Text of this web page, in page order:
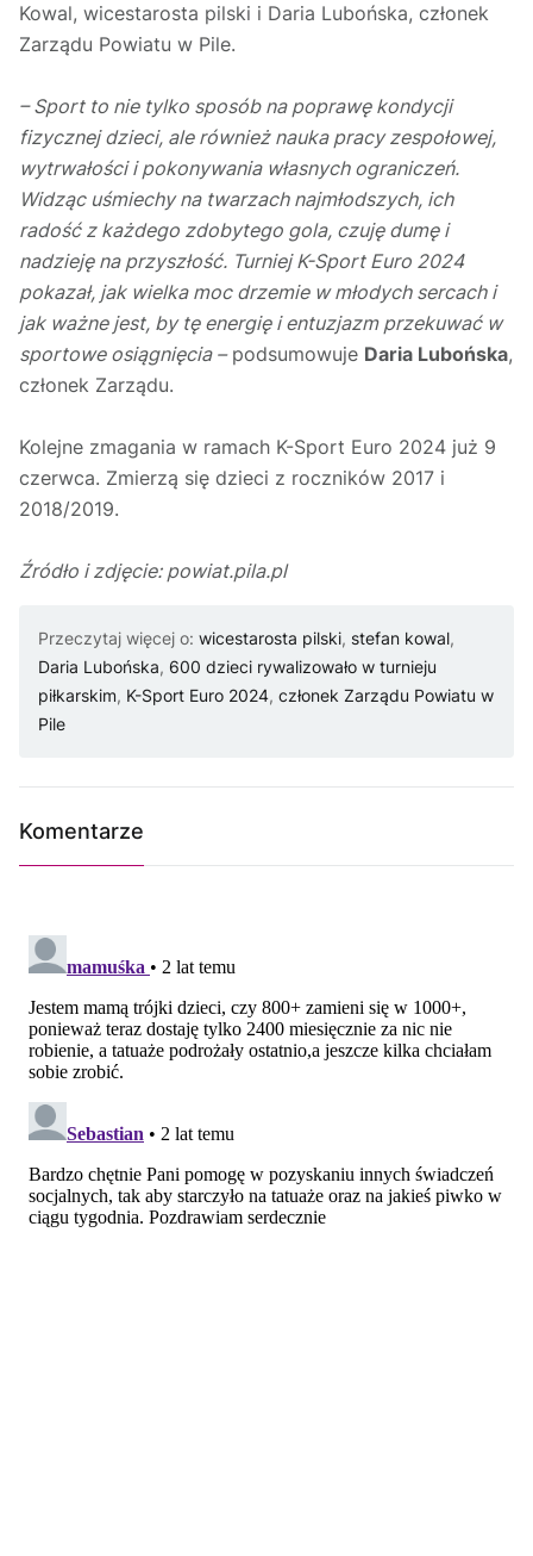
Kowal, wicestarosta pilski i Daria Lubońska, członek
Zarządu Powiatu w Pile.
– Sport to nie tylko sposób na poprawę kondycji
fizycznej dzieci, ale również nauka pracy zespołowej,
wytrwałości i pokonywania własnych ograniczeń.
Widząc uśmiechy na twarzach najmłodszych, ich
radość z każdego zdobytego gola, czuję dumę i
nadzieję na przyszłość. Turniej K-Sport Euro 2024
pokazał, jak wielka moc drzemie w młodych sercach i
jak ważne jest, by tę energię i entuzjazm przekuwać w
sportowe osiągnięcia –podsumowuje Daria Lubońska,
członek Zarządu.
Kolejne zmagania w ramach K-Sport Euro 2024 już 9
czerwca. Zmierzą się dzieci z roczników 2017 i
2018/2019.
Źródło i zdjęcie: powiat.pila.pl
Przeczytaj więcej o: wicestarosta pilski, stefan kowal,
Daria Lubońska, 600 dzieci rywalizowało w turnieju
piłkarskim, K-Sport Euro 2024, członek Zarządu Powiatu w
Pile
Komentarze